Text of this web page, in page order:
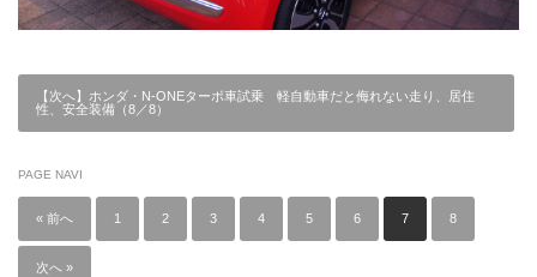
【次へ】ホンダ・N-ONEターボ車試乗 軽自動車だと侮れない走り、居住
性、安全装備（8／8）
PAGE NAVI
« 前へ 1 2 3 4 5 6 7 8
次へ »